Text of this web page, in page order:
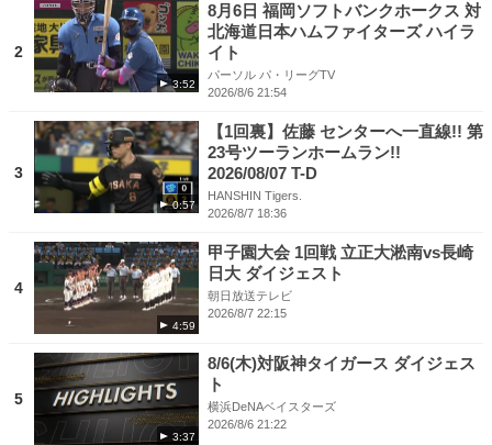
2
3:52
8月6日 福岡ソフトバンクホークス 対
北海道日本ハムファイターズ ハイラ
イト
パーソル パ・リーグTV
2026/8/6 21:54
3
0:57
【1回裏】佐藤 センターへ一直線!! 第
23号ツーランホームラン!!
2026/08/07 T-D
HANSHIN Tigers.
2026/8/7 18:36
4
4:59
甲子園大会 1回戦 立正大淞南vs長崎
日大 ダイジェスト
朝日放送テレビ
2026/8/7 22:15
5
3:37
8/6(木)対阪神タイガース ダイジェス
ト
横浜DeNAベイスターズ
2026/8/6 21:22